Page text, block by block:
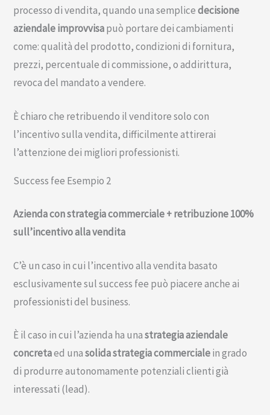
processo di vendita, quando una semplicedecisione
aziendaleimprovvisapuò portare dei cambiamenti
come: qualità del prodotto, condizioni di fornitura,
prezzi, percentuale di commissione, o addirittura,
revoca del mandato a vendere.
È chiaro che retribuendo il venditore solo con
l’incentivo sulla vendita, difficilmente attirerai
l’attenzione dei migliori professionisti.
Success fee Esempio 2
Azienda con strategia commerciale + retribuzione 100%
sull’incentivo alla vendita
C’è un caso in cui l’incentivo alla vendita basato
esclusivamente sul success fee può piacere anche ai
professionisti del business.
È il caso in cui l’azienda ha unastrategia aziendale
concretaed unasolida strategia commercialein grado
di produrre autonomamente potenziali clienti già
interessati (lead).